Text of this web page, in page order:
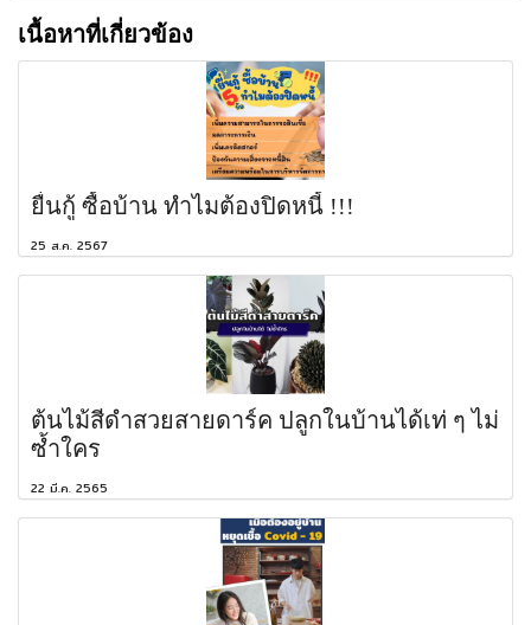
เนื้อหาที่เกี่ยวข้อง
ยื่นกู้ ซื้อบ้าน ทำไมต้องปิดหนี้ !!!
25 ส.ค. 2567
ต้นไม้สีดำสวยสายดาร์ค ปลูกในบ้านได้เท่ ๆ ไม่
ซ้ำใคร
22 มี.ค. 2565